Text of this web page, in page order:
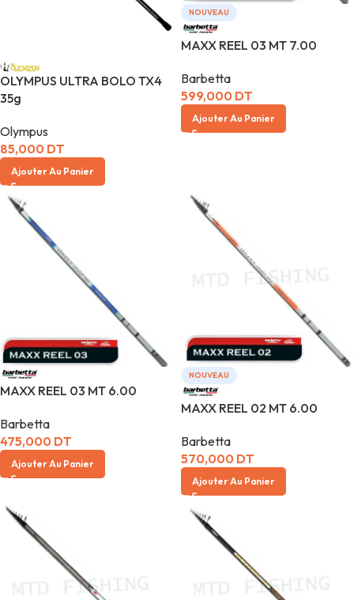
OLYMPUS ULTRA BOLO TX4
35g
Olympus
85,000 DT
Ajouter Au Panier
NOUVEAU
MAXX REEL 03 MT 7.00
Barbetta
599,000 DT
Ajouter Au Panier
MAXX REEL 03 MT 6.00
Barbetta
475,000 DT
Ajouter Au Panier
NOUVEAU
MAXX REEL 02 MT 6.00
Barbetta
570,000 DT
Ajouter Au Panier